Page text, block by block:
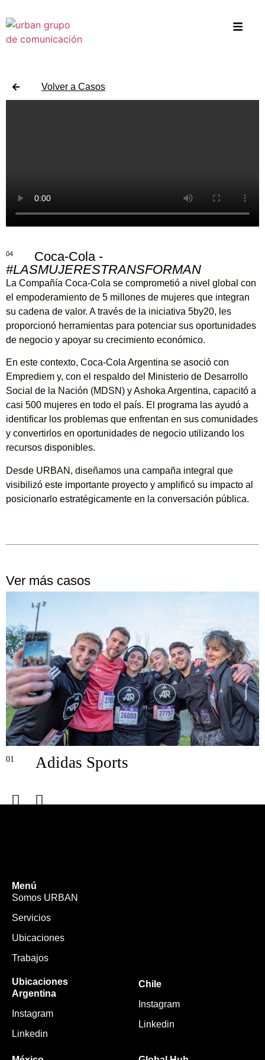
Volver a Casos
04
Coca-Cola -
#LASMUJERESTRANSFORMAN
La Compañía Coca-Cola se comprometió a nivel global con
el empoderamiento de 5 millones de mujeres que integran
su cadena de valor. A través de la iniciativa 5by20, les
proporcionó herramientas para potenciar sus oportunidades
de negocio y apoyar su crecimiento económico.
En este contexto, Coca-Cola Argentina se asoció con
Emprediem y, con el respaldo del Ministerio de Desarrollo
Social de la Nación (MDSN) y Ashoka Argentina, capacitó a
casi 500 mujeres en todo el país. El programa las ayudó a
identificar los problemas que enfrentan en sus comunidades
y convertirlos en oportunidades de negocio utilizando los
recursos disponibles.
Desde URBAN, diseñamos una campaña integral que
visibilizó este importante proyecto y amplificó su impacto al
posicionarlo estratégicamente en la conversación pública.
Ver más casos
01 Adidas Sports
Menú
Somos URBAN
Servicios
Ubicaciones
Trabajos
Ubicaciones
Argentina
Instagram
Linkedin
Chile
Instagram
Linkedin